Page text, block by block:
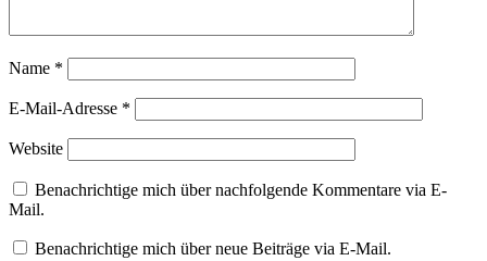
Name *
E-Mail-Adresse *
Website
Benachrichtige mich über nachfolgende Kommentare via E-
Mail.
Benachrichtige mich über neue Beiträge via E-Mail.